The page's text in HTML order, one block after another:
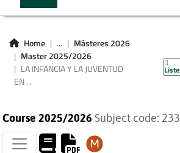
Home ...
Másteres 2026
Master 2025/2026
LA INFANCIA Y LA JUVENTUD
EN ...
SOCIEDAD
SOSTENIBLE
SOLIDARIA
Course 2025/2026 Subject code: